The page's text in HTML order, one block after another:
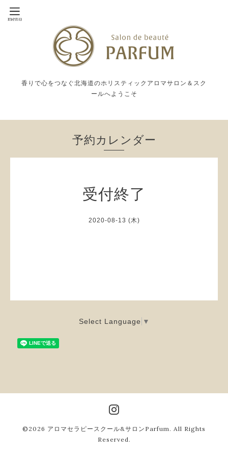
香りで心をつなぐ北海道のホリスティックアロマサロン＆スク
ールへようこそ
予約カレンダー
受付終了
2020-08-13 (木)
Select Language ▼
©2026 アロマセラピースクール&サロンParfum . All Rights
Reserved.